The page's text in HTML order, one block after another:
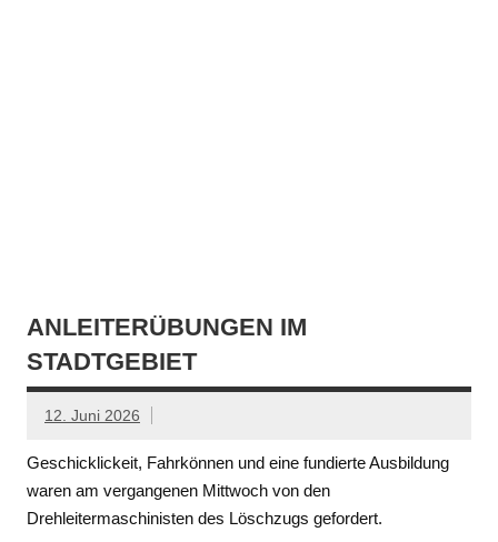
ANLEITERÜBUNGEN IM
STADTGEBIET
12. Juni 2026
Geschicklickeit, Fahrkönnen und eine fundierte Ausbildung
waren am vergangenen Mittwoch von den
Drehleitermaschinisten des Löschzugs gefordert.